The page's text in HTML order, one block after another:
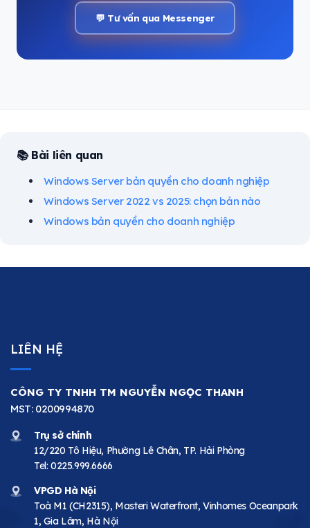
💬 Tư vấn qua Messenger
📚 Bài liên quan
Windows Server bản quyền cho doanh nghiệp
Windows Server 2022 vs 2025: chọn bản nào
Windows bản quyền cho doanh nghiệp
LIÊN HỆ
CÔNG TY TNHH TM NGUYỄN NGỌC THANH
MST: 0200994870
Trụ sở chính
12/220 Tô Hiệu, Phường Lê Chân, TP. Hải Phòng
Tel: 0225.999.6666
VPGD Hà Nội
Toà M1 (CH2315), Masteri Waterfront, Vinhomes Oceanpark
1, Gia Lâm, Hà Nội